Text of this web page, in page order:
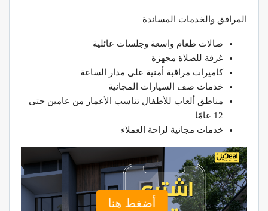
المرافق والخدمات المساندة
صالات طعام واسعة وجلسات عائلية
غرفة للصلاة مجهزة
كاميرات مراقبة أمنية على مدار الساعة
خدمات صف السيارات المجانية
مناطق ألعاب للأطفال تناسب الأعمار من عامين حتى
12 عامًا
خدمات مجانية لراحة العملاء
أضغط هنا